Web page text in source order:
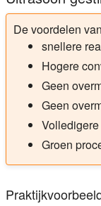
De voordelen
snellere
Hogere
Geen
Geen
Groen